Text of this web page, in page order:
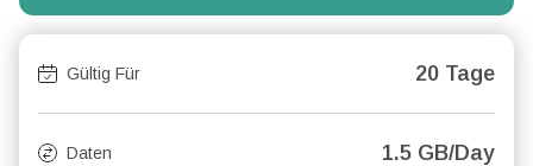
Gültig Für 20 Tage
Daten 1.5 GB/Day